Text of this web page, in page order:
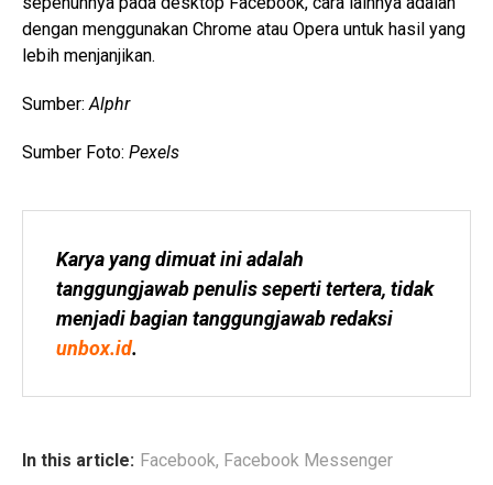
dengan menggunakan Chrome atau Opera untuk hasil yang
lebih menjanjikan.
Sumber:Alphr
Sumber Foto: Pexels
Karya yang dimuat ini adalah
tanggungjawab penulis seperti tertera, tidak
unbox.id.
In this article: Facebook, Facebook Messenger